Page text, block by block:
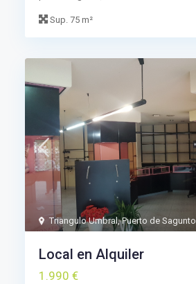
Sup. 75 m²
Triangulo Umbral,Puerto de Sagunto
Local en Alquiler
1.990 €